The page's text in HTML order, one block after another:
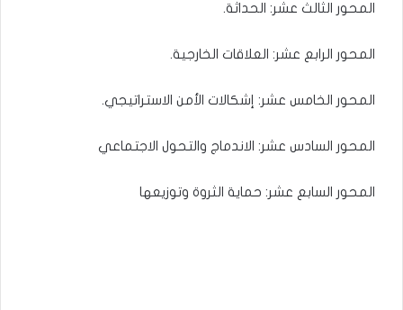
المحور الثالث عشر: الحداثة.
المحور الرابع عشر: العلاقات الخارجية.
المحور الخامس عشر: إشكالات الأمن الاستراتيجي.
المحور السادس عشر: الاندماج والتحول الاجتماعي
المحور السابع عشر: حماية الثروة وتوزيعها